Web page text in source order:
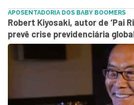
APOSENTADORIA DOS BABY BOOMERS
Robert Kiyosaki, autor de ‘Pai
prevê crise previdenciária